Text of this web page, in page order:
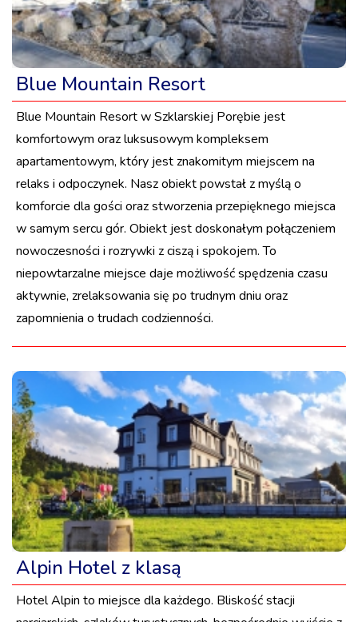
Blue Mountain Resort
Blue Mountain Resort w Szklarskiej Porębie jest
komfortowym oraz luksusowym kompleksem
apartamentowym, który jest znakomitym miejscem na
relaks i odpoczynek. Nasz obiekt powstał z myślą o
komforcie dla gości oraz stworzenia przepięknego miejsca
w samym sercu gór. Obiekt jest doskonałym połączeniem
nowoczesności i rozrywki z ciszą i spokojem. To
niepowtarzalne miejsce daje możliwość spędzenia czasu
aktywnie, zrelaksowania się po trudnym dniu oraz
zapomnienia o trudach codzienności.
Alpin Hotel z klasą
Hotel Alpin to miejsce dla każdego. Bliskość stacji